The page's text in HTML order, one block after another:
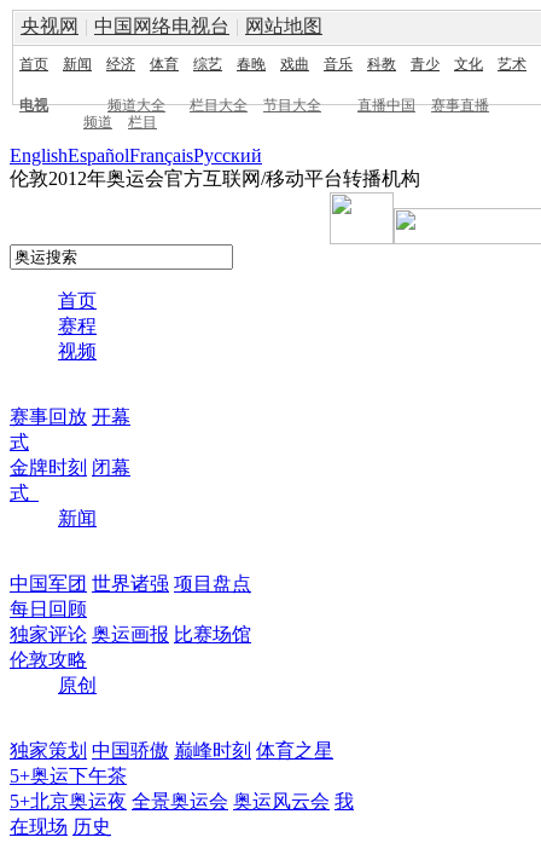
央视网 | 中国网络电视台 | 网站地图
首页 新闻 经济 体育 综艺 春晚 戏曲 音乐 科教 青少 文化 艺术
电视 频道大全 栏目大全 节目大全 直播中国
赛事直播
频道
栏目
EnglishEspañolFrançaisPусский
伦敦2012年奥运会官方互联网/移动平台转播机构
首页
赛程
视频
赛事回放 开幕
式
金牌时刻 闭幕
式
新闻
中国军团 世界诸强 项目盘点
每日回顾
独家评论 奥运画报 比赛场馆
伦敦攻略
原创
独家策划 中国骄傲 巅峰时刻 体育之星
5+奥运下午茶
5+北京奥运夜 全景奥运会 奥运风云会 我
在现场 历史